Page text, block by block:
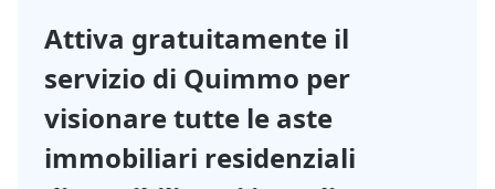
Attiva gratuitamente il
servizio di Quimmo per
visionare tutte le aste
immobiliari residenziali